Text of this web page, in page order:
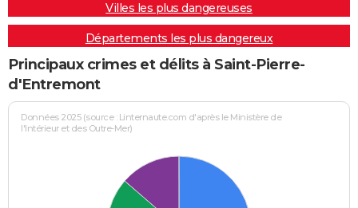
Villes les plus dangereuses
Départements les plus dangereux
Principaux crimes et délits à Saint-Pierre-
d'Entremont
Données 2025 (source : Linternaute.com d'après le Ministère de
l'Intérieur et des Outre-Mer)